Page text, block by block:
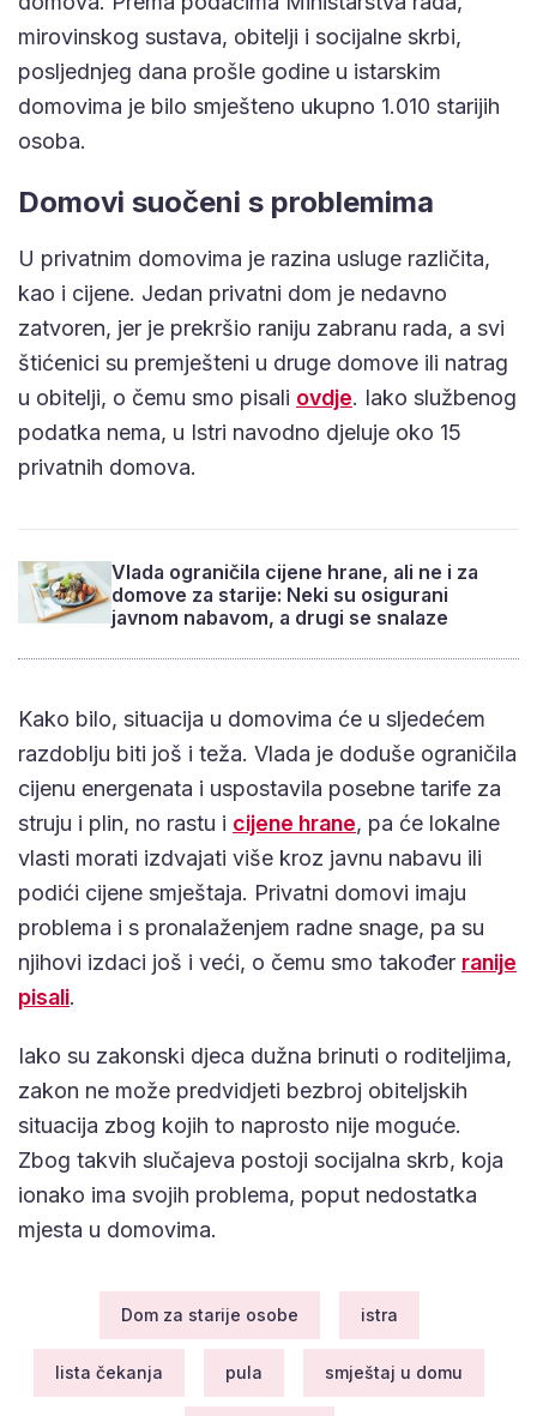
mirovinskog sustava, obitelji i socijalne skrbi,
posljednjeg dana prošle godine u istarskim
domovima je bilo smješteno ukupno 1.010 starijih
osoba.
Domovi suočeni s problemima
U privatnim domovima je razina usluge različita,
kao i cijene. Jedan privatni dom je nedavno
zatvoren, jer je prekršio raniju zabranu rada, a svi
štićenici su premješteni u druge domove ili natrag
u obitelji, o čemu smo pisali ovdje. Iako službenog
podatka nema, u Istri navodno djeluje oko 15
privatnih domova.
Vlada ograničila cijene hrane, ali ne i za
domove za starije: Neki su osigurani
javnom nabavom, a drugi se snalaze
Kako bilo, situacija u domovima će u sljedećem
razdoblju biti još i teža. Vlada je doduše ograničila
cijenu energenata i uspostavila posebne tarife za
struju i plin, no rastu i cijene hrane, pa će lokalne
vlasti morati izdvajati više kroz javnu nabavu ili
podići cijene smještaja. Privatni domovi imaju
problema i s pronalaženjem radne snage, pa su
njihovi izdaci još i veći, o čemu smo također ranije
pisali.
Iako su zakonski djeca dužna brinuti o roditeljima,
zakon ne može predvidjeti bezbroj obiteljskih
situacija zbog kojih to naprosto nije moguće.
Zbog takvih slučajeva postoji socijalna skrb, koja
ionako ima svojih problema, poput nedostatka
mjesta u domovima.
Dom za starije osobe istra
lista čekanja pula smještaj u domu